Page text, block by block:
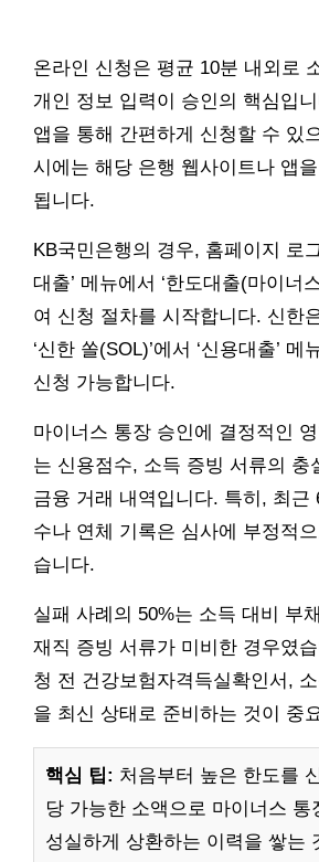
온라인 신청은 평균 10분 내외로
개인 정보 입력이 승인의 핵심입
앱을 통해 간편하게 신청할 수 있
시에는 해당 은행 웹사이트나 앱
됩니다.
KB국민은행의 경우, 홈페이지 로
대출’ 메뉴에서 ‘한도대출(마이너
여 신청 절차를 시작합니다. 신한
‘신한 쏠(SOL)’에서 ‘신용대출’ 메
신청 가능합니다.
마이너스 통장 승인에 결정적인
는 신용점수, 소득 증빙 서류의 충
금융 거래 내역입니다. 특히, 최근
수나 연체 기록은 심사에 부정적
습니다.
실패 사례의 50%는 소득 대비 부
재직 증빙 서류가 미비한 경우였
청 전 건강보험자격득실확인서,
을 최신 상태로 준비하는 것이 중
핵심 팁: 처음부터 높은 한도를
당 가능한 소액으로 마이너스 통
성실하게 상환하는 이력을 쌓는